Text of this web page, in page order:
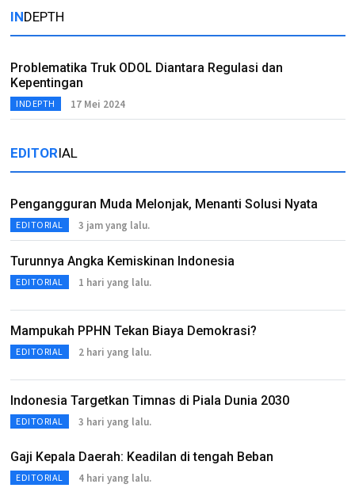
INDEPTH
Problematika Truk ODOL Diantara Regulasi dan
Kepentingan
INDEPTH 17 Mei 2024
EDITORIAL
Pengangguran Muda Melonjak, Menanti Solusi Nyata
EDITORIAL 3 jam yang lalu.
Turunnya Angka Kemiskinan Indonesia
EDITORIAL 1 hari yang lalu.
Mampukah PPHN Tekan Biaya Demokrasi?
EDITORIAL 2 hari yang lalu.
Indonesia Targetkan Timnas di Piala Dunia 2030
EDITORIAL 3 hari yang lalu.
Gaji Kepala Daerah: Keadilan di tengah Beban
EDITORIAL 4 hari yang lalu.